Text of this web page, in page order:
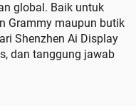
global. Baik untuk
Grammy maupun butik
Shenzhen Ai Display
dan tanggung jawab